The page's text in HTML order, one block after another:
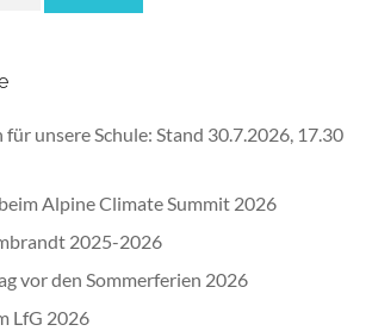
unsere Schule: Stand 30.7.2026, 17.30
Alpine Climate Summit 2026
2025-2026
vor den Sommerferien 2026
LfG 2026